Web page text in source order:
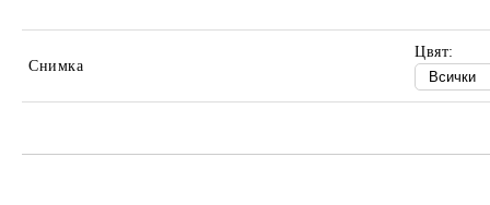
Снимка
Цвят: